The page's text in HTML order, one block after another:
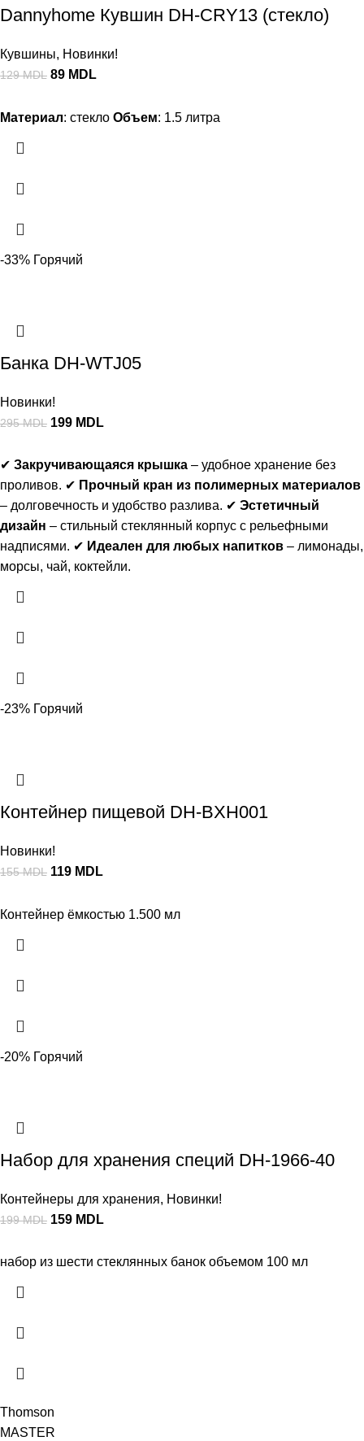
Dannyhome Кувшин DH-CRY13 (стекло)
Кувшины, Новинки!
129MDL 89 MDL
Материал: стекло Объем: 1.5 литра
-33% Горячий
Банка DH-WTJ05
Новинки!
295MDL 199 MDL
✔ Закручивающаяся крышка – удобное хранение без
проливов. ✔ Прочный кран из полимерных материалов
– долговечность и удобство разлива. ✔ Эстетичный
дизайн – стильный стеклянный корпус с рельефными
надписями. ✔ Идеален для любых напитков – лимонады,
морсы, чай, коктейли.
-23% Горячий
Контейнер пищевой DH-BXH001
Новинки!
155MDL 119 MDL
Контейнер ёмкостью 1.500 мл
-20% Горячий
Набор для хранения специй DH-1966-40
Контейнеры для хранения, Новинки!
199MDL 159 MDL
набор из шести стеклянных банок объемом 100 мл
Thomson
MASTER